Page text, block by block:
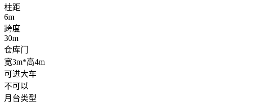
柱距
6m
跨度
30m
仓库门
宽3m*高4m
可进大车
不可以
月台类型